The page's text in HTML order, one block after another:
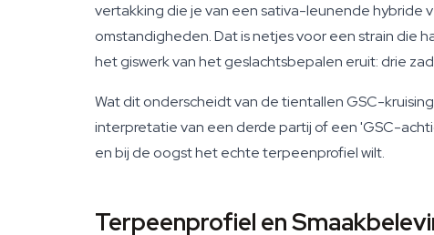
vertakking die je van een sativa-leunende hybride
omstandigheden. Dat is netjes voor een strain
het giswerk van het geslachtsbepalen eruit: drie
Wat dit onderscheidt van de tientallen GSC-
interpretatie van een derde partij of een 'GSC-
en bij de oogst het echte terpeenprofiel wilt.
Terpeenprofiel en